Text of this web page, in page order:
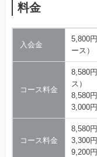
料金
入会金
5,800
ース）
コース料金
8,580
ス）
8,580
3,000
コース料金
8,580
3,300
9,200